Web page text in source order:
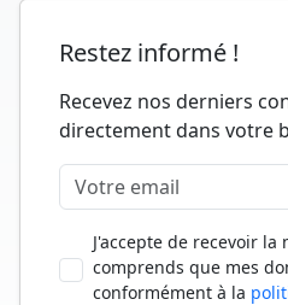
Restez informé !
Recevez nos derniers
directement dans votre
J'accepte de recevoir
comprends que mes
conformément à la